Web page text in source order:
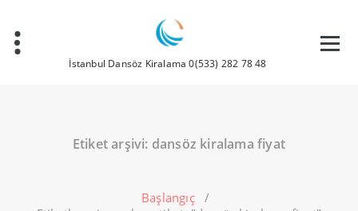
İstanbul Dansöz Kiralama 0(533) 282 78 48
Etiket arşivi: dansöz kiralama fiyat
Başlangıç/